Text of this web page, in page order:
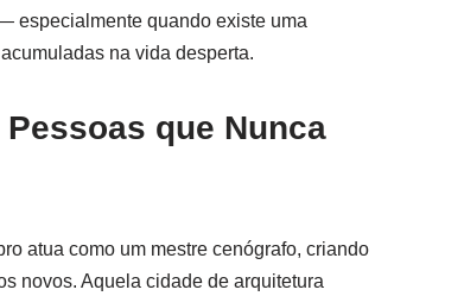
especialmente quando existe uma
na vida desperta.
que Nunca
atua como um mestre cenógrafo, criando
novos. Aquela cidade de arquitetura